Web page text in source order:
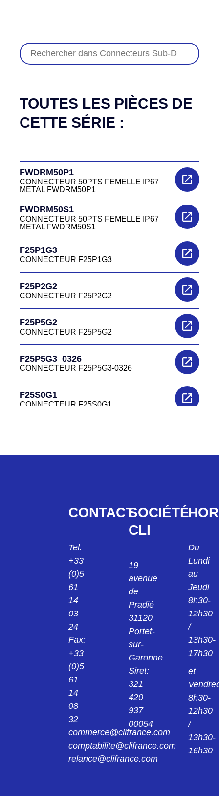
TOUTES LES PIÈCES DE
CETTE SÉRIE :
FWDRM50P1
CONNECTEUR 50PTS FEMELLE IP67
METAL FWDRM50P1
FWDRM50S1
CONNECTEUR 50PTS FEMELLE IP67
METAL FWDRM50S1
F25P1G3
CONNECTEUR F25P1G3
F25P2G2
CONNECTEUR F25P2G2
F25P5G2
CONNECTEUR F25P5G2
F25P5G3_0326
CONNECTEUR F25P5G3-0326
F25S0G1
CONNECTEUR F25S0G1
CONNECTEUR F25 S0G3
CONNECTEUR 25PTS FEMELLE
CONNECTEUR F25S1G1A
CONNECTEUR F25S1G3
F25S5G3_0326
CONNECTEUR F25S5G3-0326
F37P0G01424
CONNECTEUR CN M 37 D SOUD SUB-D
CONNECTEUR SUB D 37PTS MALE A FIL
CONTACT
Tel:
+33
(0)5
61
14
03
24
Fax:
+33
(0)5
61
14
08
32
commerce@clifrance.com
comptabilite@clifrance.com
relance@clifrance.com
SOCIÉTÉ
CLI
19
avenue
de
Pradié
31120
Portet-
sur-
Garonne
Siret:
321
420
937
00054
Du
Lundi
au
Jeudi
8h30-
12h30
/
13h30-
17h30
et
8h30-
12h30
/
13h30-
16h30